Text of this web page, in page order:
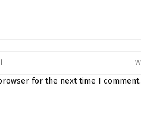
for the next time I comment.